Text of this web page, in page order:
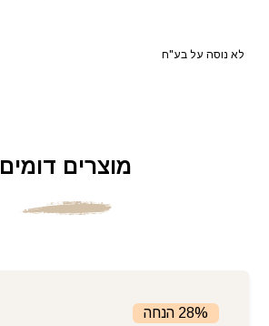
לא נוסה על בע"ח
מוצרים דומים
28% הנחה